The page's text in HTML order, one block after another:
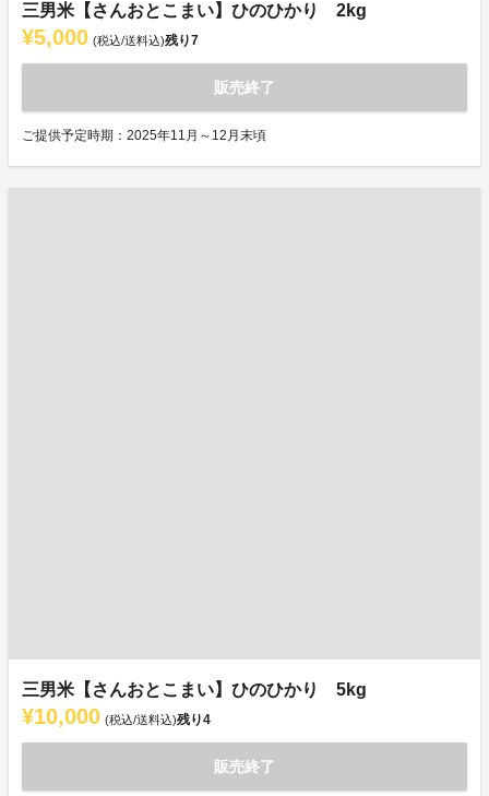
三男米【さんおとこまい】ひのひかり 2kg
¥5,000 (税込/送料込)残り7
販売終了
ご提供予定時期：2025年11月～12月末頃
三男米【さんおとこまい】ひのひかり 5kg
¥10,000 (税込/送料込)残り4
販売終了